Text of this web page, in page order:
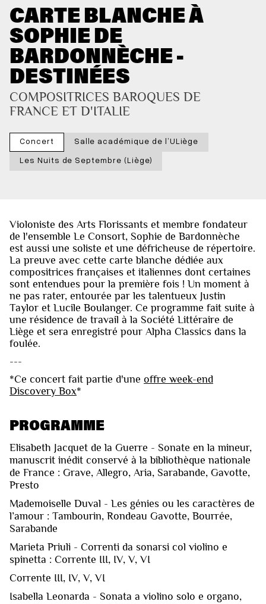
CARTE BLANCHE À
SOPHIE DE
BARDONNÈCHE -
DESTINÉES
COMPOSITRICES BAROQUES DE
FRANCE ET D'ITALIE
Concert
Salle académique de l’ULiège
Les Nuits de Septembre (Liège)
Violoniste des Arts Florissants et membre fondateur
de l'ensemble Le Consort, Sophie de Bardonnèche
est aussi une soliste et une défricheuse de répertoire.
La preuve avec cette carte blanche dédiée aux
compositrices françaises et italiennes dont certaines
sont entendues pour la première fois ! Un moment à
ne pas rater, entourée par les talentueux Justin
Taylor et Lucile Boulanger. Ce programme fait suite à
une résidence de travail à la Société Littéraire de
Liège et sera enregistré pour Alpha Classics dans la
foulée.
---
*Ce concert fait partie d'une offre week-end
Discovery Box*
PROGRAMME
Elisabeth Jacquet de la Guerre - Sonate en la mineur,
manuscrit inédit conservé à la bibliothèque nationale
de France : Grave, Allegro, Aria, Sarabande, Gavotte,
Presto
Mademoiselle Duval - Les génies ou les caractères de
l’amour : Tambourin, Rondeau Gavotte, Bourrée,
Sarabande
Marieta Priuli - Correnti da sonarsi col violino e
spinetta : Corrente III, IV, V, VI
Corrente III, IV, V, VI
Isabella Leonarda - Sonata a violino solo e organo,